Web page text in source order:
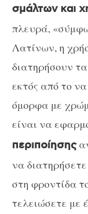
σμάλτων και
πλευρά,
Λατίνων, η
διατηρήσουν
εκτός από το
όμορφα με
είναι να
περιποίησης
να
στη φροντίδα
τελειώσετε με